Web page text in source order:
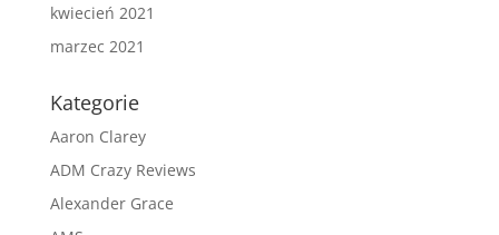
kwiecień 2021
marzec 2021
Kategorie
Aaron Clarey
ADM Crazy Reviews
Alexander Grace